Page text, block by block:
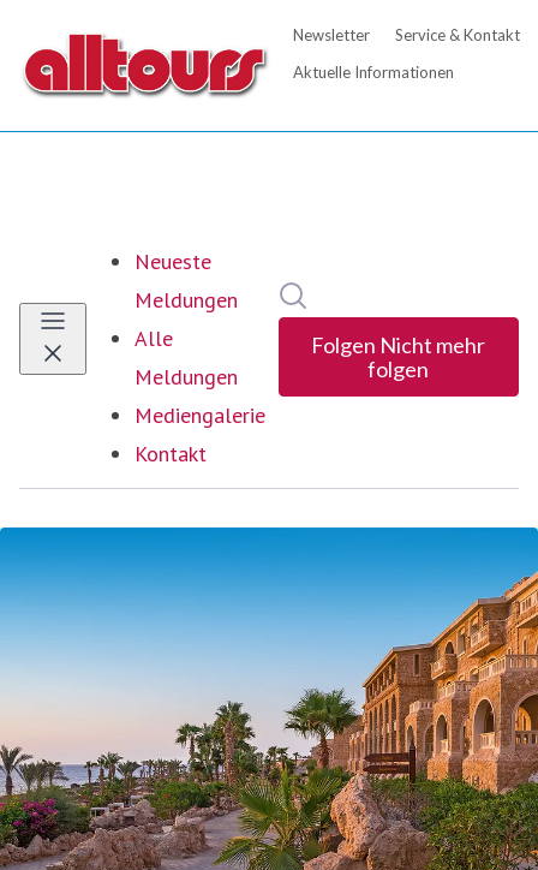
Neueste
Meldungen
Alle
Meldungen
Mediengalerie
Kontakt
Folgen Nicht mehr
folgen